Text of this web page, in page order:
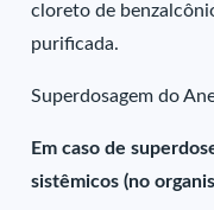
cloreto de
purificada.
Superdosagem do
Em caso de
sistêmicos (no